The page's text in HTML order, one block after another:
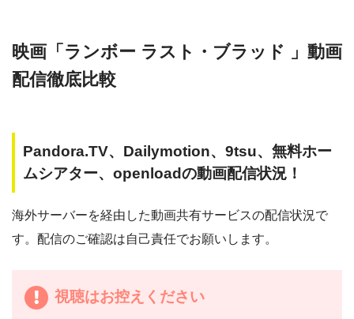
映画「ランボー ラスト・ブラッド 」動画
配信徹底比較
Pandora.TV、Dailymotion、9tsu、無料ホー
ムシアター、openloadの動画配信状況！
海外サーバーを経由した動画共有サービスの配信状況で
す。配信のご確認は自己責任でお願いします。
視聴はお控えください